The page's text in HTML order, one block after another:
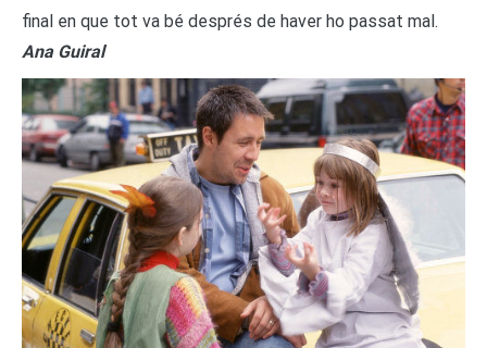
final en que tot va bé després de haver ho passat mal.
Ana Guiral